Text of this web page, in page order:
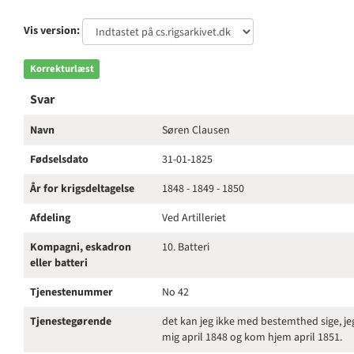
Vis version:
Korrekturlæst
Svar
Navn
Søren Clausen
Fødselsdato
31-01-1825
År for krigsdeltagelse
1848 - 1849 - 1850
Afdeling
Ved Artilleriet
Kompagni, eskadron
eller batteri
10. Batteri
Tjenestenummer
No 42
Tjenestegørende
det kan jeg ikke med bestemthed sige,
mig april 1848 og kom hjem april 1851.